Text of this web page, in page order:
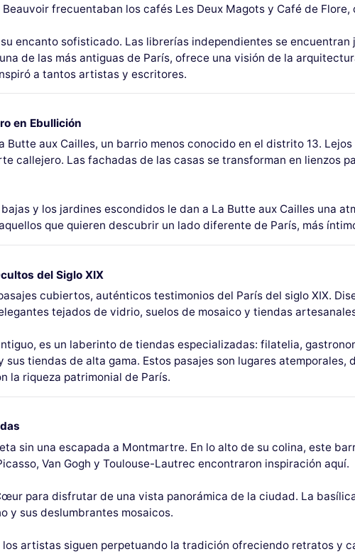
frecuentaban los cafés Les Deux Magots y Café de
encanto sofisticado. Las librerías independientes se
de las más antiguas de París, ofrece una visión de la
a tantos artistas y escritores.
en Ebullición
Butte aux Cailles, un barrio menos conocido en el distrito 13.
callejero. Las fachadas de las casas se transforman en lienzos
y los jardines escondidos le dan a La Butte aux Cailles una
que quieren descubrir un lado diferente de París, más
del Siglo XIX
cubiertos, auténticos testimonios del París del siglo XIX.
tejados de vidrio, suelos de mosaico y tiendas
es un laberinto de tiendas especializadas: filatelia,
tiendas de alta gama. Estos pasajes son lugares atemporales,
la riqueza patrimonial de París.
sin una escapada a Montmartre. En lo alto de su colina, este
Van Gogh y Toulouse-Lautrec encontraron inspiración aquí.
para disfrutar de una vista panorámica de la ciudad. La
y sus deslumbrantes mosaicos.
artistas siguen perpetuando la tradición ofreciendo retratos y